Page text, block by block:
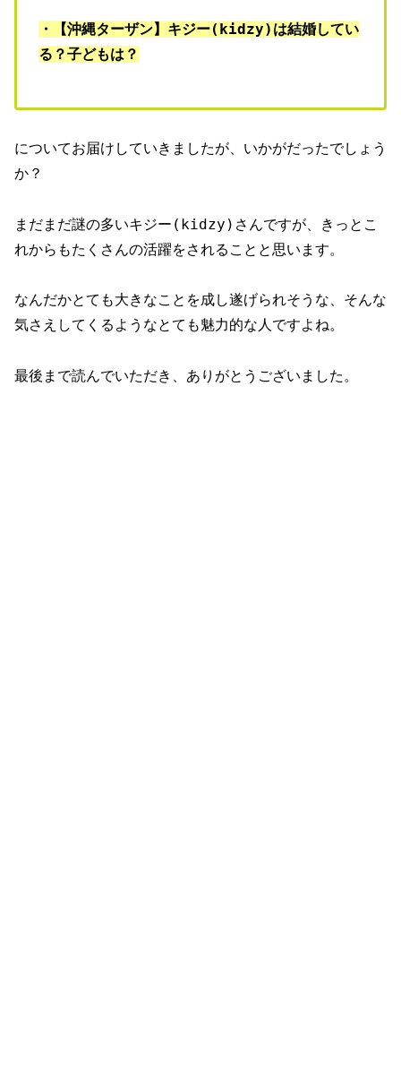
・【沖縄ターザン】キジー(kidzy)は結婚してい
る？子どもは？
についてお届けしていきましたが、いかがだったでしょう
か？
まだまだ謎の多いキジー(kidzy)さんですが、きっとこ
れからもたくさんの活躍をされることと思います。
なんだかとても大きなことを成し遂げられそうな、そんな
気さえしてくるようなとても魅力的な人ですよね。
最後まで読んでいただき、ありがとうございました。